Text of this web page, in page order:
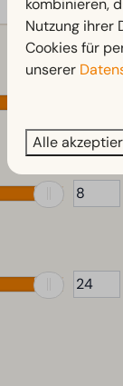
Nutzung ihrer
Cookies für
unserer
Alle